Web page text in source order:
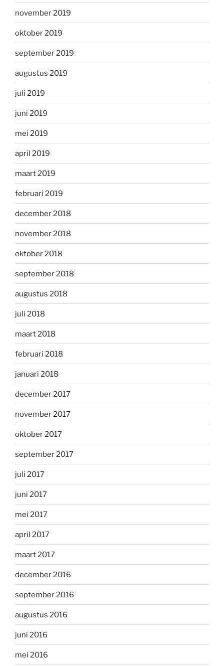
november 2019
oktober 2019
september 2019
augustus 2019
juli 2019
juni 2019
mei 2019
april 2019
maart 2019
februari 2019
december 2018
november 2018
oktober 2018
september 2018
augustus 2018
juli 2018
maart 2018
februari 2018
januari 2018
december 2017
november 2017
oktober 2017
september 2017
juli 2017
juni 2017
mei 2017
april 2017
maart 2017
december 2016
september 2016
augustus 2016
juni 2016
mei 2016